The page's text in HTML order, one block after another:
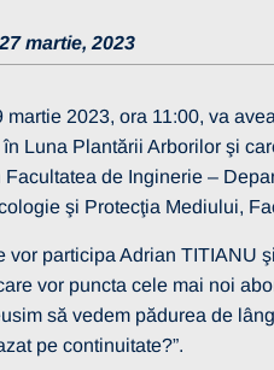
27 martie, 2023
martie 2023, ora 11:00, va
Luna Plantării Arborilor şi
Facultatea de Inginerie –
şi Protecţia Mediului,
vor participa Adrian TITIANU
vor puncta cele mai noi
să vedem pădurea de
pe continuitate?”.